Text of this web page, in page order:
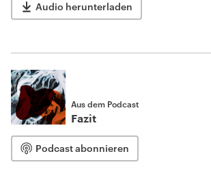
Audio herunterladen
Aus dem Podcast
Fazit
Podcast abonnieren